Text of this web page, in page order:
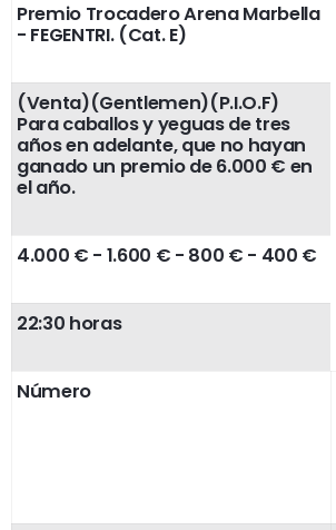
Premio Trocadero Arena Marbella
- FEGENTRI. (Cat. E)
(Venta)(Gentlemen)(P.I.O.F)
Para caballos y yeguas de tres
años en adelante, que no hayan
ganado un premio de 6.000 € en
el año.
4.000 € - 1.600 € - 800 € - 400 €
22:30 horas
Número